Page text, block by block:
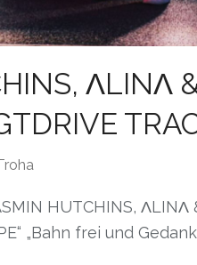
ΛLINΛ
HUTCHINS, ΛLINΛ
„Bahn frei und